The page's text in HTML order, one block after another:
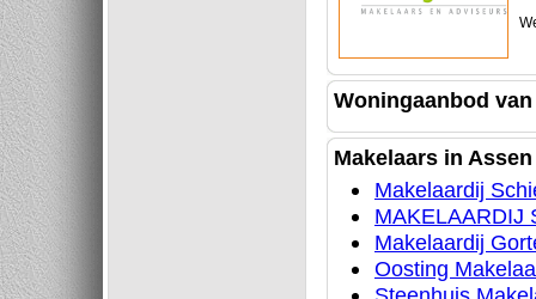
Woningaanbod
Makelaars in Assen
Makelaardij
MAKELAARDIJ
Makelaardij
Oosting